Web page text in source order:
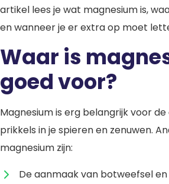
artikel lees je wat magnesium is,
en wanneer je er extra op moet
Waar is
goed voor?
Magnesium is erg belangrijk voor
prikkels in je spieren en zenuwen.
magnesium zijn:
De aanmaak van botweefsel